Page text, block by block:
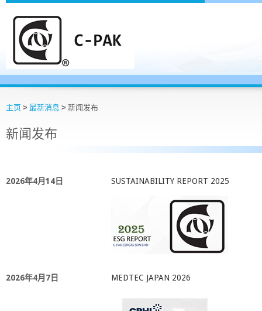
主页 > 最新消息 > 新闻发布
新闻发布
2026年4月14日 SUSTAINABILITY REPORT 2025
2026年4月7日 MEDTEC JAPAN 2026